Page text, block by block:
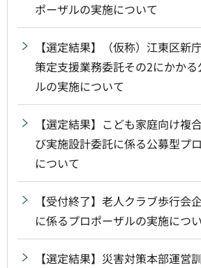
ポーザルの実施について
【選定結果】（仮称）江東区新
策定支援業務委託その2にかか
ルの実施について
【選定結果】こども家庭向け複
び実施設計委託に係る公募型プ
について
【受付終了】老人クラブ歩行会
に係るプロポーザルの実施につ
【選定結果】災害対策本部運営